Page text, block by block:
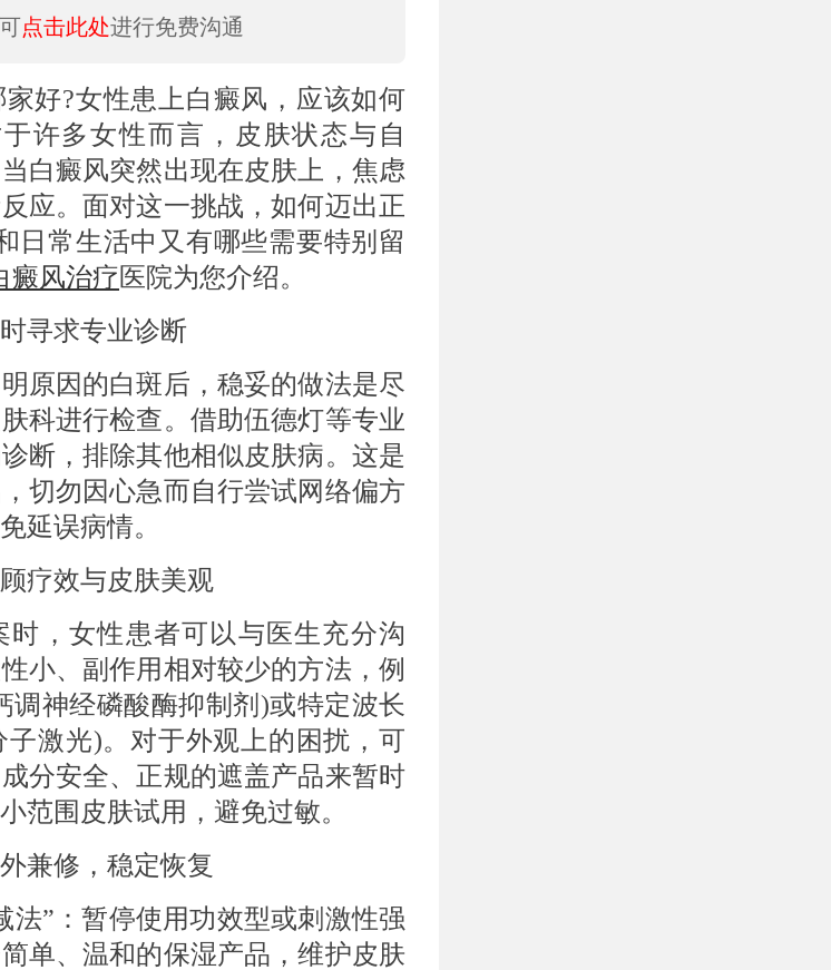
点击此处进行免费沟通
家好?女性患上白癜风，应该如何
许多女性而言，皮肤状态与自
白癜风突然出现在皮肤上，焦虑
应。面对这一挑战，如何迈出正
日常生活中又有哪些需要特别留
癜风治疗医院为您介绍。
寻求专业诊断
因的白斑后，稳妥的做法是尽
科进行检查。借助伍德灯等专业
断，排除其他相似皮肤病。这是
切勿因心急而自行尝试网络偏方
延误病情。
疗效与皮肤美观
，女性患者可以与医生充分沟
小、副作用相对较少的方法，例
调神经磷酸酶抑制剂)或特定波长
子激光)。对于外观上的困扰，可
分安全、正规的遮盖产品来暂时
范围皮肤试用，避免过敏。
修，稳定恢复
”：暂停使用功效型或刺激性强
单、温和的保湿产品，维护皮肤